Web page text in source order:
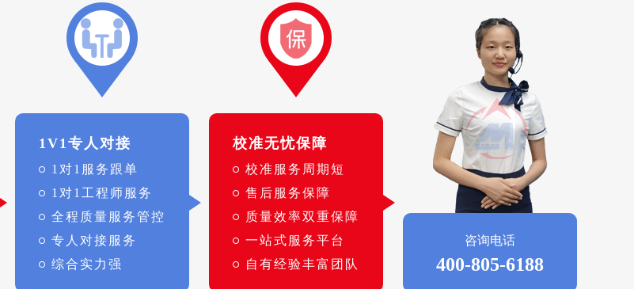
1V1专人对接
1对1服务跟单
1对1工程师服务
全程质量服务管控
专人对接服务
综合实力强
校准无忧保障
校准服务周期短
售后服务保障
质量效率双重保障
一站式服务平台
自有经验丰富团队
咨询电话
400-805-6188